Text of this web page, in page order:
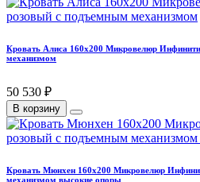
Кровать Алиса 160х200 Микровелюр
механизмом
50 530 ₽
В корзину
Кровать Мюнхен 160х200 Микровелюр
механизмом высокие опоры